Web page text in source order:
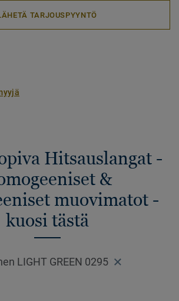
TARJOUSPYYNTÖ
Hitsauslangat -
&
muovimatot -
kuosi tästä
LIGHT GREEN 0295